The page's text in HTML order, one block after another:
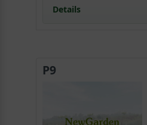
Details
Habitus und Charakter
Der ideale Standort
P9